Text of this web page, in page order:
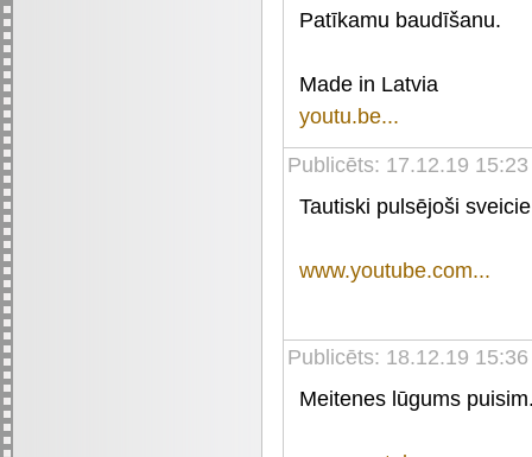
Patīkamu baudīšanu.
Made in Latvia
youtu.be...
Publicēts: 17.12.19 15:23
Tautiski pulsējoši
www.youtube.com...
Publicēts: 18.12.19 15:36
Meitenes lūgums